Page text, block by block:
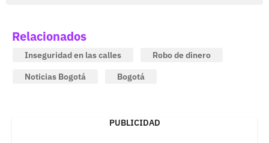
Relacionados
Inseguridad en las calles
Robo de dinero
Noticias Bogotá
Bogotá
PUBLICIDAD